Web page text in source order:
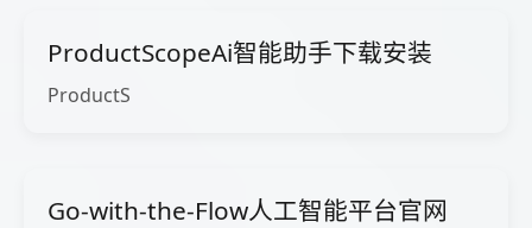
ProductScopeAi智能助手下载安装
ProductS
Go-with-the-Flow人工智能平台官网